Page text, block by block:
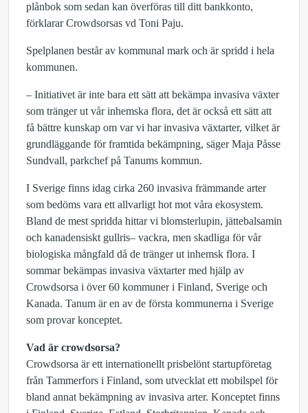
plånbok som sedan kan överföras till ditt bankkonto,
förklarar Crowdsorsas vd Toni Paju.
Spelplanen består av kommunal mark och är spridd i hela
kommunen.
– Initiativet är inte bara ett sätt att bekämpa invasiva växter
som tränger ut vår inhemska flora, det är också ett sätt att
få bättre kunskap om var vi har invasiva växtarter, vilket är
grundläggande för framtida bekämpning, säger Maja Påsse
Sundvall, parkchef på Tanums kommun.
I Sverige finns idag cirka 260 invasiva främmande arter
som bedöms vara ett allvarligt hot mot våra ekosystem.
Bland de mest spridda hittar vi blomsterlupin, jättebalsamin
och kanadensiskt gullris– vackra, men skadliga för vår
biologiska mångfald då de tränger ut inhemsk flora. I
sommar bekämpas invasiva växtarter med hjälp av
Crowdsorsa i över 60 kommuner i Finland, Sverige och
Kanada. Tanum är en av de första kommunerna i Sverige
som provar konceptet.
Vad är crowdsorsa?
Crowdsorsa är ett internationellt prisbelönt startupföretag
från Tammerfors i Finland, som utvecklat ett mobilspel för
bland annat bekämpning av invasiva arter. Konceptet finns